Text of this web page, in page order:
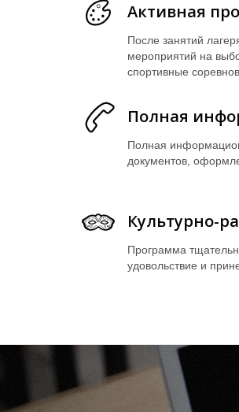
Активная
После занятий
мероприятий на
спортивные
Полная
Полная
документов,
Культурно-
Программа
удовольствие и